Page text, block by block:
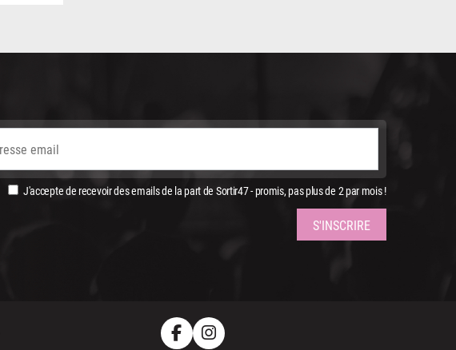
J'accepte de recevoir des emails de la part de Sortir47 - promis, pas plus de 2 par mois !